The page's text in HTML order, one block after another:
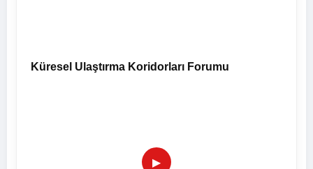
Küresel Ulaştırma Koridorları Forumu
▶